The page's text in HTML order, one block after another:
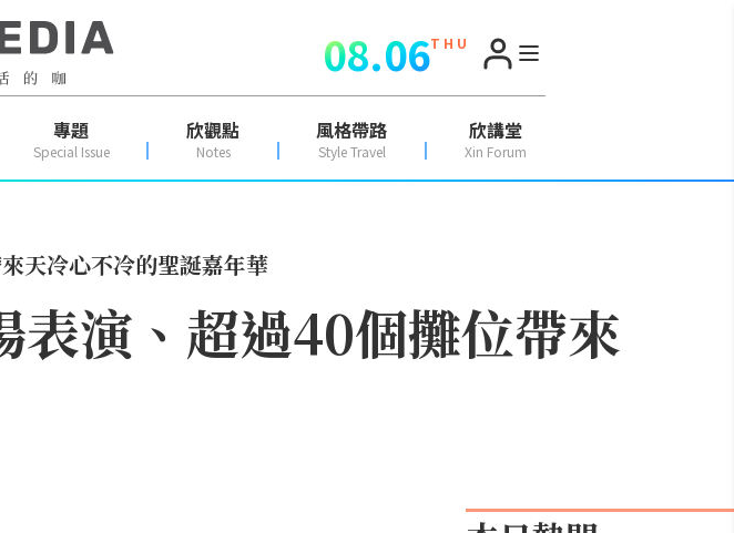
08.06T H U
專題
Special Issue
欣觀點
Notes
風格帶路
Style Travel
欣講堂
Xin Forum
天冷心不冷的聖誕嘉年華
演、超過40個攤位帶來